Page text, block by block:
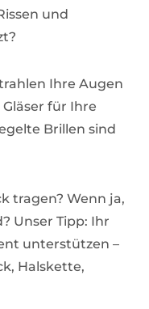
und
Ihre Augen
für Ihre
Brillen sind
tragen? Wenn ja,
Unser Tipp: Ihr
unterstützen –
Halskette,